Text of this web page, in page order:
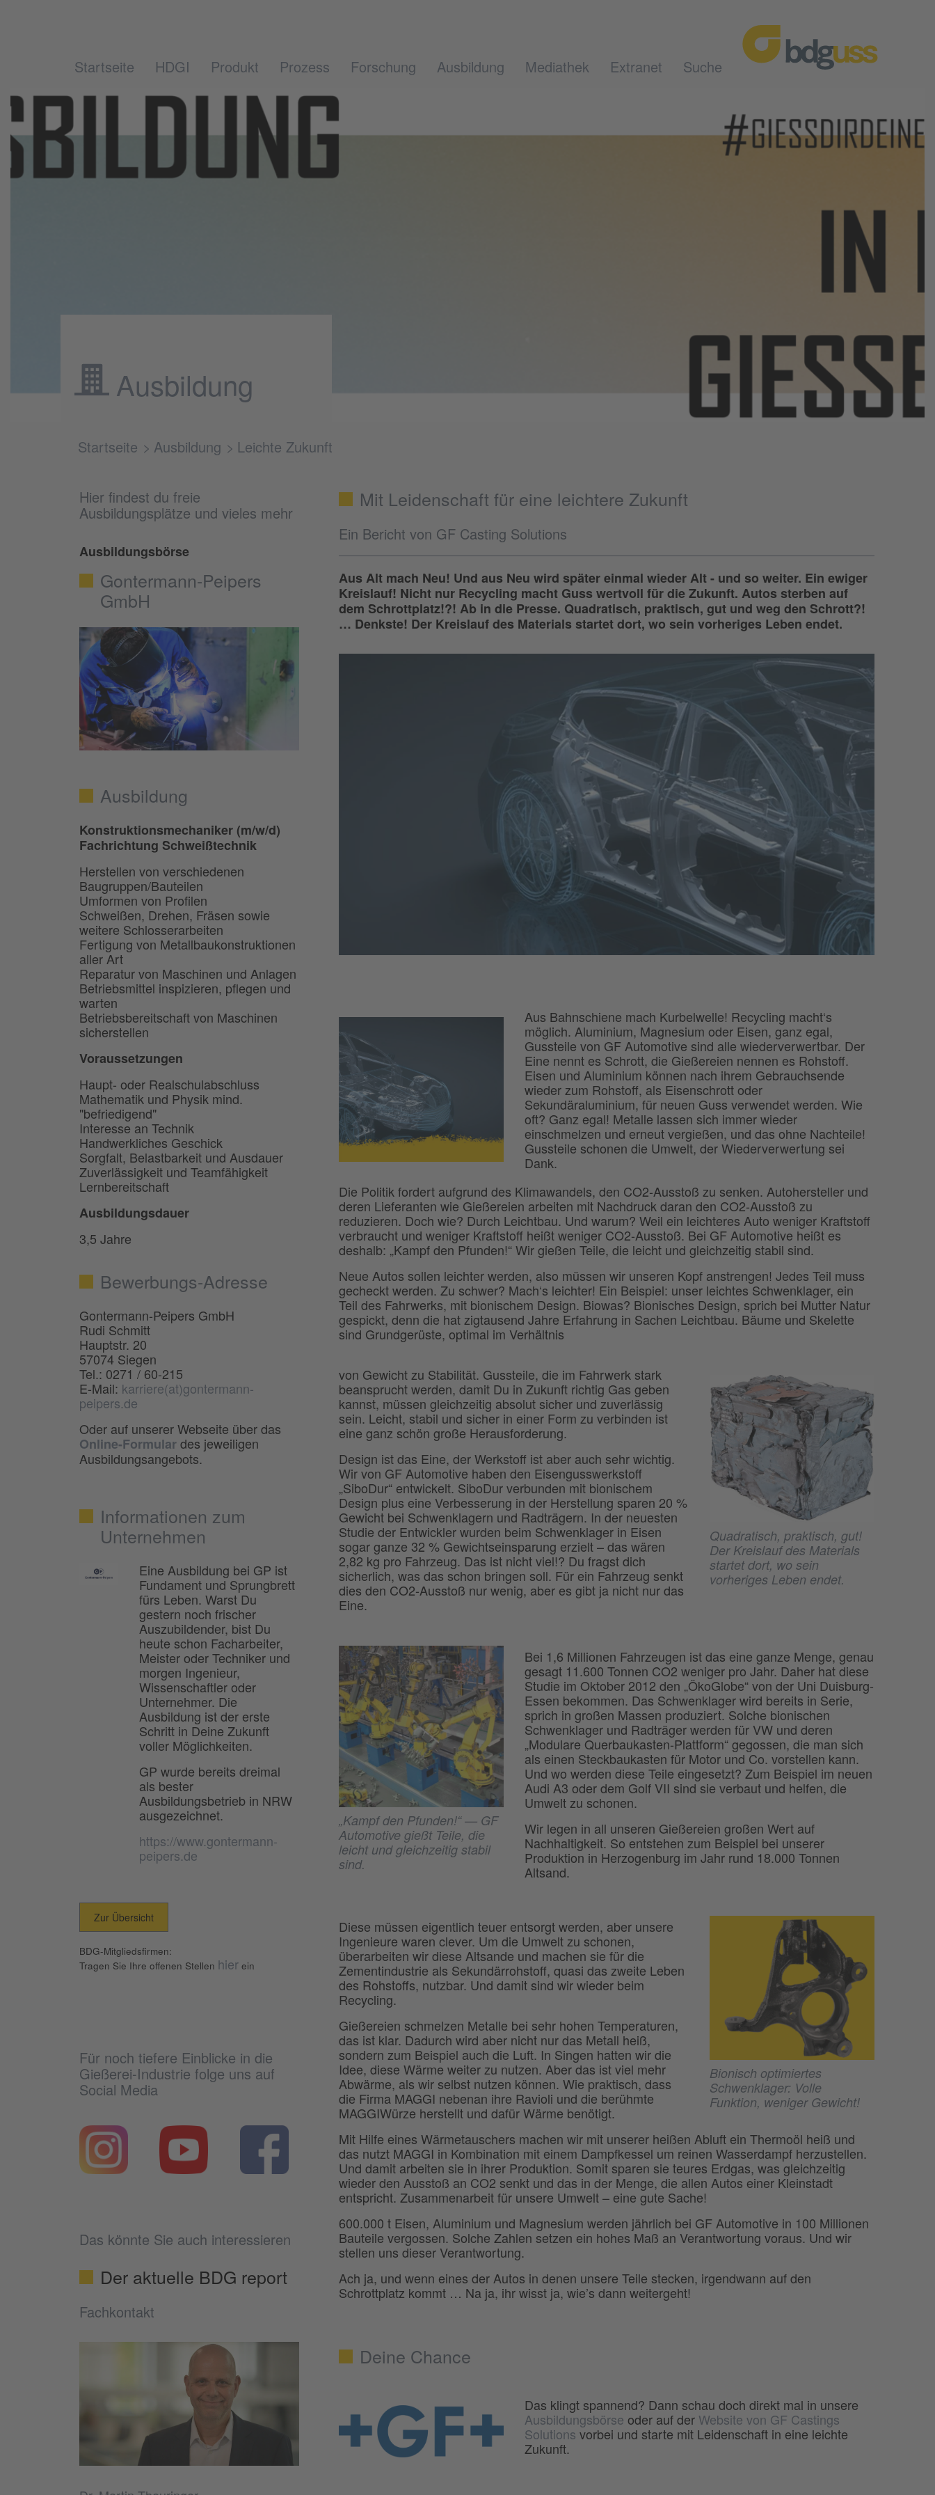
Startseite HDGI Produkt Prozess Forschung Ausbildung Mediathek Extranet Suche
Ausbildung
Startseite Ausbildung Leichte Zukunft
Hier findest du freie
Ausbildungsplätze und vieles mehr
Ausbildungsbörse
Gontermann-Peipers
GmbH
Ausbildung
Konstruktionsmechaniker (m/w/d)
Fachrichtung Schweißtechnik
Herstellen von verschiedenen
Baugruppen/Bauteilen
Umformen von Proﬁlen
Schweißen, Drehen, Fräsen sowie
weitere Schlosserarbeiten
Fertigung von Metallbaukonstruktionen
aller Art
Reparatur von Maschinen und Anlagen
Betriebsmittel inspizieren, pflegen und
warten
Betriebsbereitschaft von Maschinen
sicherstellen
Voraussetzungen
Haupt- oder Realschulabschluss
Mathematik und Physik mind.
"befriedigend"
Interesse an Technik
Handwerkliches Geschick
Sorgfalt, Belastbarkeit und Ausdauer
Zuverlässigkeit und Teamfähigkeit
Lernbereitschaft
Ausbildungsdauer
3,5 Jahre
Bewerbungs-Adresse
Gontermann-Peipers GmbH
Rudi Schmitt
Hauptstr. 20
57074 Siegen
Tel.: 0271 / 60-215
E-Mail: karriere(at)gontermann-
peipers.de
Oder auf unserer Webseite über das
Online-Formulardes jeweiligen
Ausbildungsangebots.
Informationen zum
Unternehmen
Eine Ausbildung bei GP ist
Fundament und Sprungbrett
fürs Leben. Warst Du
gestern noch frischer
Auszubildender, bist Du
heute schon Facharbeiter,
Meister oder Techniker und
morgen Ingenieur,
Wissenschaftler oder
Unternehmer. Die
Ausbildung ist der erste
Schritt in Deine Zukunft
voller Möglichkeiten.
GP wurde bereits dreimal
als bester
Ausbildungsbetrieb in NRW
ausgezeichnet.
https://www.gontermann-
peipers.de
Zur Übersicht
BDG-Mitgliedsfirmen:
Tragen Sie Ihre offenen Stellen hier ein
Für noch tiefere Einblicke in die
Gießerei-Industrie folge uns auf
Social Media
Das könnte Sie auch interessieren
Der aktuelle BDG report
Fachkontakt
Mit Leidenschaft für eine leichtere Zukunft
Ein Bericht von GF Casting Solutions
Aus Alt mach Neu! Und aus Neu wird später einmal wieder Alt - und so weiter. Ein ewiger
Kreislauf! Nicht nur Recycling macht Guss wertvoll für die Zukunft. Autos sterben auf
dem Schrottplatz!?! Ab in die Presse. Quadratisch, praktisch, gut und weg den Schrott?!
… Denkste! Der Kreislauf des Materials startet dort, wo sein vorheriges Leben endet.
Aus Bahnschiene mach Kurbelwelle! Recycling macht‘s
möglich. Aluminium, Magnesium oder Eisen, ganz egal,
Gussteile von GF Automotive sind alle wiederverwertbar. Der
Eine nennt es Schrott, die Gießereien nennen es Rohstoff.
Eisen und Aluminium können nach ihrem Gebrauchsende
wieder zum Rohstoff, als Eisenschrott oder
Sekundäraluminium, für neuen Guss verwendet werden. Wie
oft? Ganz egal! Metalle lassen sich immer wieder
einschmelzen und erneut vergießen, und das ohne Nachteile!
Gussteile schonen die Umwelt, der Wiederverwertung sei
Dank.
Die Politik fordert aufgrund des Klimawandels, den CO2-Ausstoß zu senken. Autohersteller und
deren Lieferanten wie Gießereien arbeiten mit Nachdruck daran den CO2-Ausstoß zu
reduzieren. Doch wie? Durch Leichtbau. Und warum? Weil ein leichteres Auto weniger Kraftstoff
verbraucht und weniger Kraftstoff heißt weniger CO2-Ausstoß. Bei GF Automotive heißt es
deshalb: „Kampf den Pfunden!“ Wir gießen Teile, die leicht und gleichzeitig stabil sind.
Neue Autos sollen leichter werden, also müssen wir unseren Kopf anstrengen! Jedes Teil muss
gecheckt werden. Zu schwer? Mach‘s leichter! Ein Beispiel: unser leichtes Schwenklager, ein
Teil des Fahrwerks, mit bionischem Design. Biowas? Bionisches Design, sprich bei Mutter Natur
gespickt, denn die hat zigtausend Jahre Erfahrung in Sachen Leichtbau. Bäume und Skelette
sind Grundgerüste, optimal im Verhältnis
von Gewicht zu Stabilität. Gussteile, die im Fahrwerk stark
beansprucht werden, damit Du in Zukunft richtig Gas geben
kannst, müssen gleichzeitig absolut sicher und zuverlässig
sein. Leicht, stabil und sicher in einer Form zu verbinden ist
eine ganz schön große Herausforderung.
Design ist das Eine, der Werkstoff ist aber auch sehr wichtig.
Wir von GF Automotive haben den Eisengusswerkstoff
„SiboDur“ entwickelt. SiboDur verbunden mit bionischem
Design plus eine Verbesserung in der Herstellung sparen 20 %
Gewicht bei Schwenklagern und Radträgern. In der neuesten
Studie der Entwickler wurden beim Schwenklager in Eisen
sogar ganze 32 % Gewichtseinsparung erzielt – das wären
2,82 kg pro Fahrzeug. Das ist nicht viel!? Du fragst dich
sicherlich, was das schon bringen soll. Für ein Fahrzeug senkt
dies den CO2-Ausstoß nur wenig, aber es gibt ja nicht nur das
Eine.
Quadratisch, praktisch, gut!
Der Kreislauf des Materials
startet dort, wo sein
vorheriges Leben endet.
„Kampf den Pfunden!“ — GF
Automotive gießt Teile, die
leicht und gleichzeitig stabil
sind.
Bei 1,6 Millionen Fahrzeugen ist das eine ganze Menge, genau
gesagt 11.600 Tonnen CO2 weniger pro Jahr. Daher hat diese
Studie im Oktober 2012 den „ÖkoGlobe“ von der Uni Duisburg-
Essen bekommen. Das Schwenklager wird bereits in Serie,
sprich in großen Massen produziert. Solche bionischen
Schwenklager und Radträger werden für VW und deren
„Modulare Querbaukasten-Plattform“ gegossen, die man sich
als einen Steckbaukasten für Motor und Co. vorstellen kann.
Und wo werden diese Teile eingesetzt? Zum Beispiel im neuen
Audi A3 oder dem Golf VII sind sie verbaut und helfen, die
Umwelt zu schonen.
Wir legen in all unseren Gießereien großen Wert auf
Nachhaltigkeit. So entstehen zum Beispiel bei unserer
Produktion in Herzogenburg im Jahr rund 18.000 Tonnen
Altsand.
Diese müssen eigentlich teuer entsorgt werden, aber unsere
Ingenieure waren clever. Um die Umwelt zu schonen,
überarbeiten wir diese Altsande und machen sie für die
Zementindustrie als Sekundärrohstoff, quasi das zweite Leben
des Rohstoffs, nutzbar. Und damit sind wir wieder beim
Recycling.
Gießereien schmelzen Metalle bei sehr hohen Temperaturen,
das ist klar. Dadurch wird aber nicht nur das Metall heiß,
sondern zum Beispiel auch die Luft. In Singen hatten wir die
Idee, diese Wärme weiter zu nutzen. Aber das ist viel mehr
Abwärme, als wir selbst nutzen können. Wie praktisch, dass
die Firma MAGGI nebenan ihre Ravioli und die berühmte
MAGGIWürze herstellt und dafür Wärme benötigt.
Bionisch optimiertes
Schwenklager: Volle
Funktion, weniger Gewicht!
Mit Hilfe eines Wärmetauschers machen wir mit unserer heißen Abluft ein Thermoöl heiß und
das nutzt MAGGI in Kombination mit einem Dampfkessel um reinen Wasserdampf herzustellen.
Und damit arbeiten sie in ihrer Produktion. Somit sparen sie teures Erdgas, was gleichzeitig
wieder den Ausstoß an CO2 senkt und das in der Menge, die allen Autos einer Kleinstadt
entspricht. Zusammenarbeit für unsere Umwelt – eine gute Sache!
600.000 t Eisen, Aluminium und Magnesium werden jährlich bei GF Automotive in 100 Millionen
Bauteile vergossen. Solche Zahlen setzen ein hohes Maß an Verantwortung voraus. Und wir
stellen uns dieser Verantwortung.
Ach ja, und wenn eines der Autos in denen unsere Teile stecken, irgendwann auf den
Schrottplatz kommt … Na ja, ihr wisst ja, wie’s dann weitergeht!
Deine Chance
Das klingt spannend? Dann schau doch direkt mal in unsere
Ausbildungsbörse oder auf derWebsite von GF Castings
Solutions vorbei und starte mit Leidenschaft in eine leichte
Zukunft.